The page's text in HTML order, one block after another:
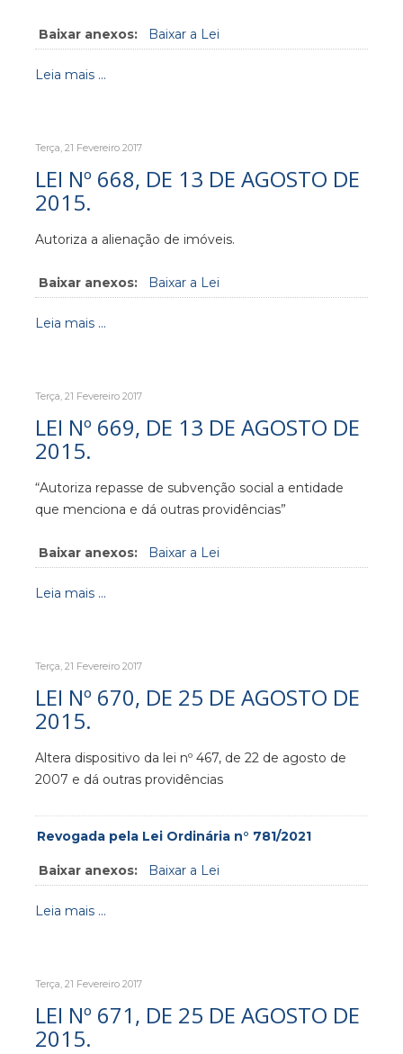
Baixar anexos: Baixar a Lei
Leia mais ...
Terça, 21 Fevereiro 2017
LEI Nº 668, DE 13 DE AGOSTO DE
2015.
Autoriza a alienação de imóveis.
Baixar anexos: Baixar a Lei
Leia mais ...
Terça, 21 Fevereiro 2017
LEI Nº 669, DE 13 DE AGOSTO DE
2015.
“Autoriza repasse de subvenção social a entidade
que menciona e dá outras providências”
Baixar anexos: Baixar a Lei
Leia mais ...
Terça, 21 Fevereiro 2017
LEI Nº 670, DE 25 DE AGOSTO DE
2015.
Altera dispositivo da lei nº 467, de 22 de agosto de
2007 e dá outras providências
Revogada pela Lei Ordinária n° 781/2021
Baixar anexos: Baixar a Lei
Leia mais ...
Terça, 21 Fevereiro 2017
LEI Nº 671, DE 25 DE AGOSTO DE
2015.